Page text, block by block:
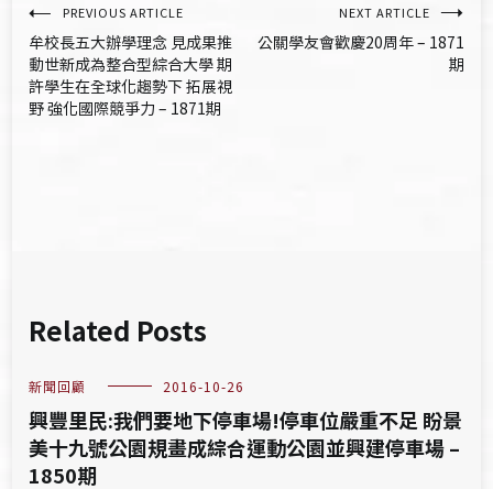
文
章
導
PREVIOUS ARTICLE
牟校長五大辦學理念 見成果推
動世新成為整合型綜合大學 期
許學生在全球化趨勢下 拓展視
野 強化國際競爭力 – 1871期
NEXT ARTICLE
公關學友會歡慶20周年 – 1871
期
Related Posts
新聞回顧 2016-10-26
興豐里民:我們要地下停車場!停車位嚴重不足 盼景
美十九號公園規畫成綜合運動公園並興建停車場 –
1850期